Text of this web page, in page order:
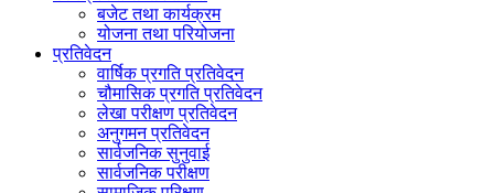
बजेट तथा कार्यक्रम
योजना तथा परियोजना
प्रतिवेदन
वार्षिक प्रगति प्रतिवेदन
चौमासिक प्रगति प्रतिवेदन
लेखा परीक्षण प्रतिवेदन
अनुगमन प्रतिवेदन
सार्वजनिक सुनुवाई
सार्वजनिक परीक्षण